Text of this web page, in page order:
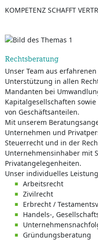
KOMPETENZ SCHAFFT
Rechtsberatung
Unser Team aus
Unterstützung in allen
Mandanten bei
Kapitalgesellschaften
von Geschäftsanteilen.
Mit unserem
Unternehmen und
Steuerrecht und in der
Unternehmensinhaber mit
Privatangelegenheiten.
Unser individuelles
Arbeitsrecht
Zivilrecht
Erbrecht /
Handels-,
Gründungsberatung